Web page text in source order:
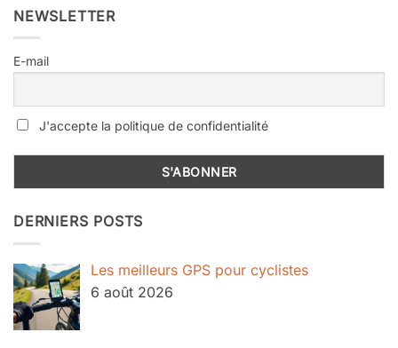
NEWSLETTER
E-mail
J'accepte la politique de confidentialité
DERNIERS POSTS
Les meilleurs GPS pour cyclistes
6 août 2026